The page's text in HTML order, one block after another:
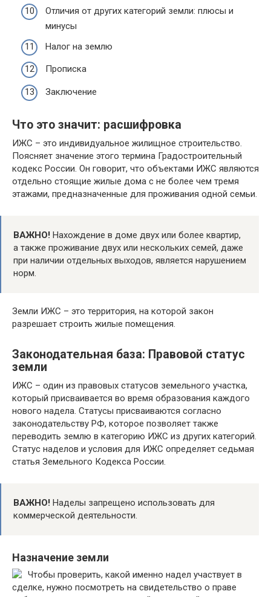
Отличия от других категорий земли: плюсы и
минусы
Налог на землю
Прописка
Заключение
Что это значит: расшифровка
ИЖС – это индивидуальное жилищное строительство.
Поясняет значение этого термина Градостроительный
кодекс России. Он говорит, что объектами ИЖС являются
отдельно стоящие жилые дома с не более чем тремя
этажами, предназначенные для проживания одной семьи.
ВАЖНО! Нахождение в доме двух или более квартир,
а также проживание двух или нескольких семей, даже
при наличии отдельных выходов, является нарушением
норм.
Земли ИЖС – это территория, на которой закон
разрешает строить жилые помещения.
Законодательная база: Правовой статус
земли
ИЖС – один из правовых статусов земельного участка,
который присваивается во время образования каждого
нового надела. Статусы присваиваются согласно
законодательству РФ, которое позволяет также
переводить землю в категорию ИЖС из других категорий.
Статус наделов и условия для ИЖС определяет седьмая
статья Земельного Кодекса России.
ВАЖНО! Наделы запрещено использовать для
коммерческой деятельности.
Назначение земли
Чтобы проверить, какой именно надел участвует в
сделке, нужно посмотреть на свидетельство о праве